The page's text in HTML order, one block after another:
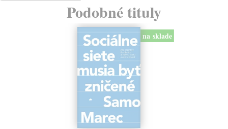
Podobné tituly
na sklade